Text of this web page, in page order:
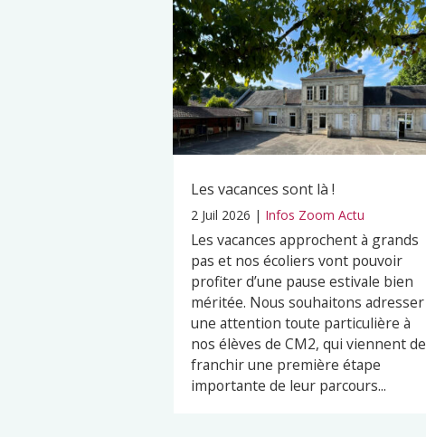
Les vacances sont là !
2 Juil 2026 | Infos Zoom Actu
Les vacances approchent à grands
pas et nos écoliers vont pouvoir
profiter d’une pause estivale bien
méritée. Nous souhaitons adresser
une attention toute particulière à
nos élèves de CM2, qui viennent de
franchir une première étape
importante de leur parcours...